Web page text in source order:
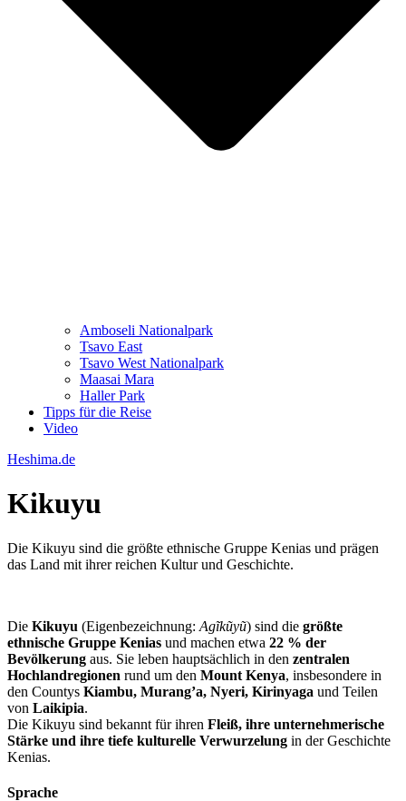
Amboseli Nationalpark
Tsavo East
Tsavo West Nationalpark
Maasai Mara
Haller Park
Tipps für die Reise
Video
Heshima.de
Kikuyu
Die Kikuyu sind die größte ethnische Gruppe Kenias und prägen
das Land mit ihrer reichen Kultur und Geschichte.
Die Kikuyu (Eigenbezeichnung: Agĩkũyũ) sind die größte
ethnische Gruppe Kenias und machen etwa 22 % der
Bevölkerung aus. Sie leben hauptsächlich in den zentralen
Hochlandregionen rund um den Mount Kenya, insbesondere in
den Countys Kiambu, Murang’a, Nyeri, Kirinyaga und Teilen
von Laikipia.
Die Kikuyu sind bekannt für ihren Fleiß, ihre unternehmerische
Stärke und ihre tiefe kulturelle Verwurzelung in der Geschichte
Kenias.
Sprache